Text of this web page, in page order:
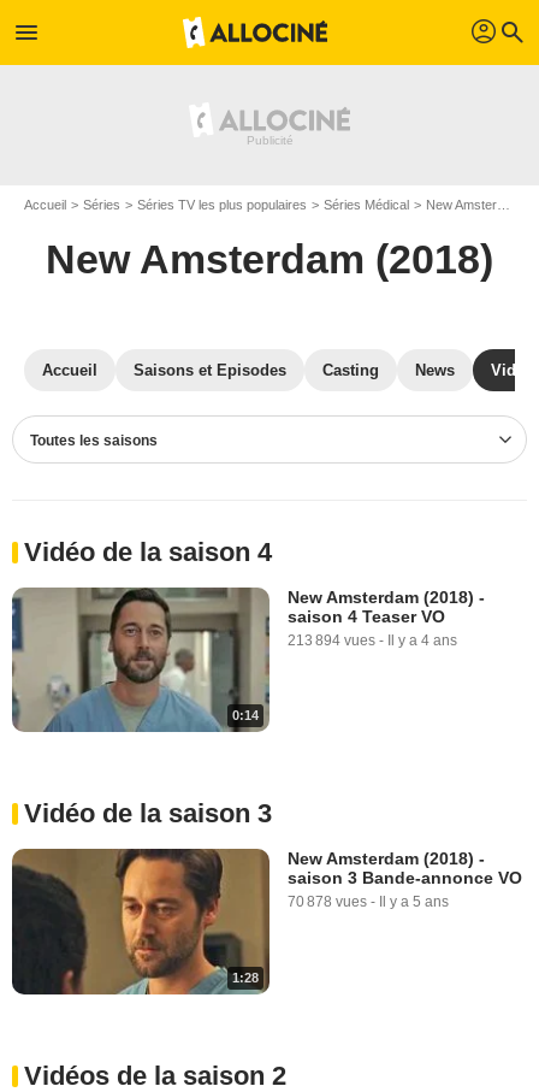
menu profil search
Accueil Séries Séries TV les plus populaires Séries Médical New Amsterdam (2018)
New Amsterdam (2018)
Accueil Saisons et Episodes Casting News
Toutes les saisons
Vidéo de la saison 4
0:14
New Amsterdam (2018) -
saison 4 Teaser VO
213 894 vues - Il y a 4 ans
Vidéo de la saison 3
1:28
New Amsterdam (2018) -
saison 3 Bande-annonce VO
70 878 vues - Il y a 5 ans
Vidéos de la saison 2